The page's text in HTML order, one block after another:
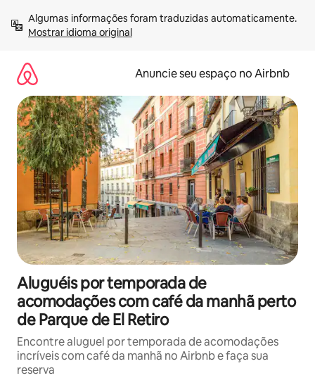
para
Mostrar idioma original
Anuncie seu espaço no Airbnb
Aluguéis por temporada de
acomodações com café da manhã perto
de Parque de El Retiro
Encontre aluguel por temporada de acomodações
incríveis com café da manhã no Airbnb e faça sua
reserva